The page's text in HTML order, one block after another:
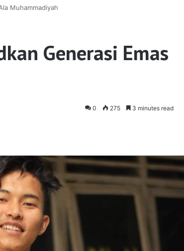
Muhammadiyah
Generasi Emas
0 275 3 minutes read